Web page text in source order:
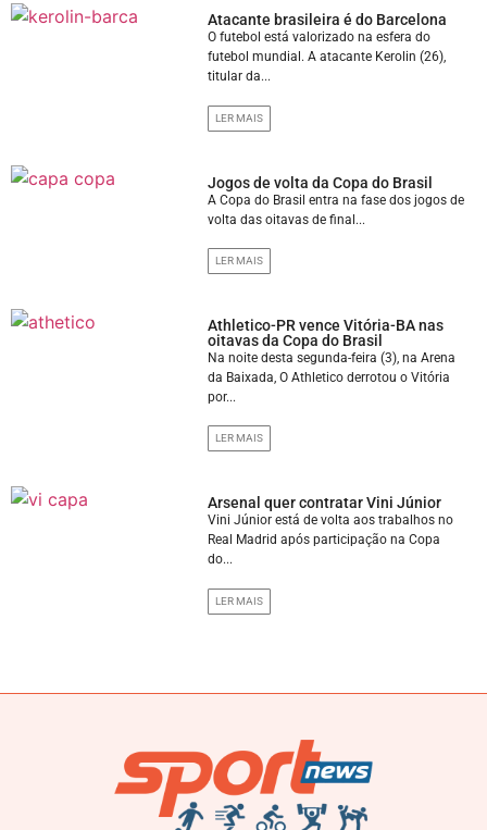
Atacante brasileira é do Barcelona
O futebol está valorizado na esfera do
futebol mundial. A atacante Kerolin (26),
titular da...
LER MAIS
Jogos de volta da Copa do Brasil
A Copa do Brasil entra na fase dos jogos de
volta das oitavas de final...
LER MAIS
Athletico-PR vence Vitória-BA nas
oitavas da Copa do Brasil
Na noite desta segunda-feira (3), na Arena
da Baixada, O Athletico derrotou o Vitória
por...
LER MAIS
Arsenal quer contratar Vini Júnior
Vini Júnior está de volta aos trabalhos no
Real Madrid após participação na Copa
do...
LER MAIS